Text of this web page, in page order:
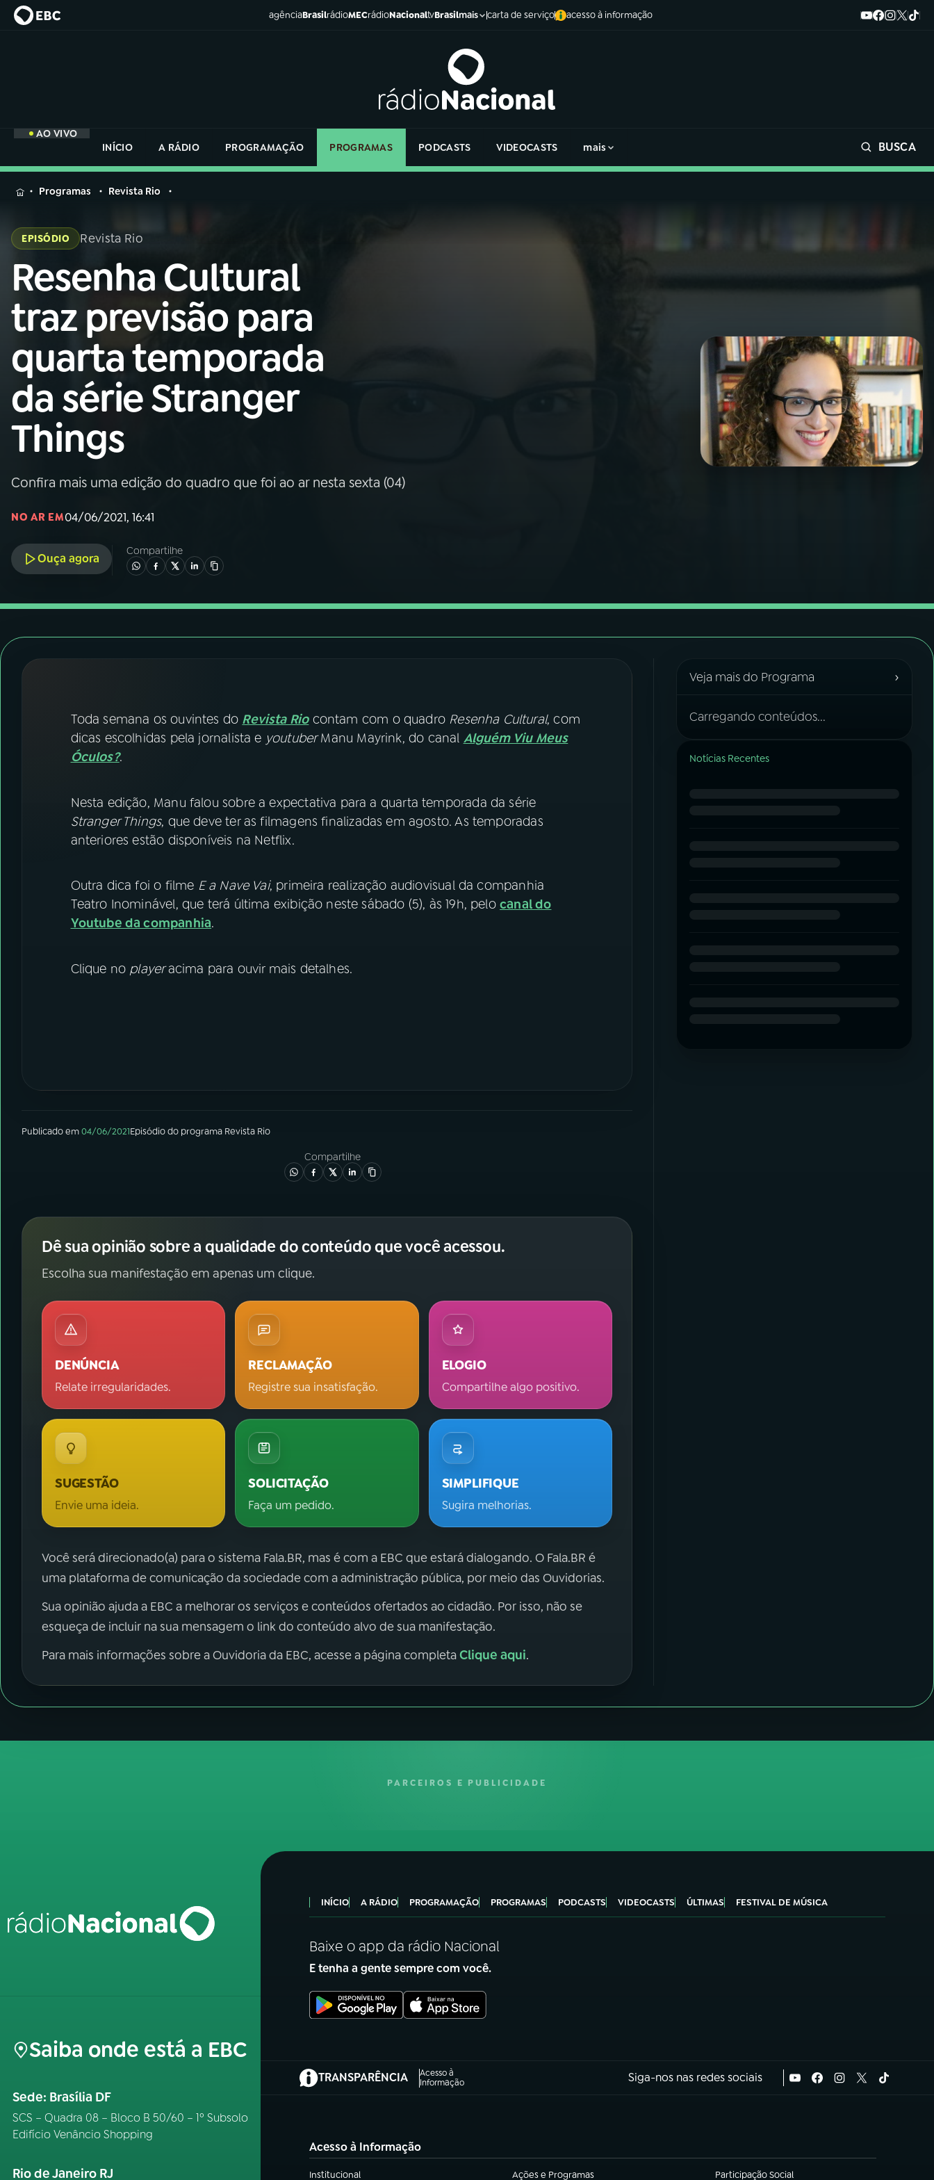
agênciaBrasilrádioMECrádioNacionaltvBrasilmais carta de serviço acesso à informação
AO VIVO
INÍCIO
A RÁDIO PROGRAMAÇÃO PROGRAMAS PODCASTS VIDEOCASTS mais BUSCA
MENU
Buscar
na
Rádio
Nacional
AO VIVO
01INÍCIO
02 A RÁDIO
03 PROGRAMAÇÃO
04PROGRAMAS
ACOMPANHE A RÁDIO NACIONAL
YouTube Facebook
na
Rádio
Programas Revista Rio
EPISÓDIO Revista Rio
Resenha Cultural
traz previsão para
quarta temporada
da série Stranger
Things
Confira mais uma edição do quadro que foi ao ar nesta sexta (04)
NO AR EM04/06/2021, 16:41
Ouça agora
Compartilhe
Toda semana os ouvintes do Revista Riocontam com o quadro Resenha Cultural, com
dicas escolhidas pela jornalista e youtuberManu Mayrink, do canal Alguém Viu Meus
Óculos?.
Nesta edição, Manu falou sobre a expectativa para a quarta temporada da série
Stranger Things, que deve ter as filmagens finalizadas em agosto. As temporadas
anteriores estão disponíveis na Netflix.
Outra dica foi o filme E a Nave Vai, primeira realização audiovisual da companhia
Teatro Inominável, que terá última exibição neste sábado (5), às 19h, pelo canal do
Youtube da companhia.
Clique no playeracima para ouvir mais detalhes.
Publicado em04/06/2021Episódiodo programa Revista Rio
Compartilhe
Dê sua opinião sobre a qualidade do conteúdo que você acessou.
Escolha sua manifestação em apenas um clique.
DENÚNCIA
Relate irregularidades.
RECLAMAÇÃO
Registre sua insatisfação.
ELOGIO
Compartilhe algo positivo.
SUGESTÃO
Envie uma ideia.
SOLICITAÇÃO
Faça um pedido.
SIMPLIFIQUE
Sugira melhorias.
Você será direcionado(a) para o sistema Fala.BR, mas é com a EBC que estará dialogando. O Fala.BR é
uma plataforma de comunicação da sociedade com a administração pública, por meio das Ouvidorias.
Sua opinião ajuda a EBC a melhorar os serviços e conteúdos ofertados ao cidadão. Por isso, não se
esqueça de incluir na sua mensagem o link do conteúdo alvo de sua manifestação.
Para mais informações sobre a Ouvidoria da EBC, acesse a página completaClique aqui.
Veja mais do Programa ›
Carregando conteúdos...
Notícias Recentes
PARCEIROS E PUBLICIDADE
Saiba onde está a EBC
Sede: Brasília DF
SCS – Quadra 08 – Bloco B 50/60 – 1º Subsolo
Edifício Venâncio Shopping
Rio de Janeiro RJ
INÍCIO A RÁDIO PROGRAMAÇÃO PROGRAMAS PODCASTS VIDEOCASTS ÚLTIMAS FESTIVAL DE MÚSICA
Baixe o app da rádio Nacional
E tenha a gente sempre com você.
TRANSPARÊNCIA
Acesso à
Informação
(abre em nova aba) Siga-nos nas redes sociais
Acesso à Informação
Institucional Ações e Programas Participação Social